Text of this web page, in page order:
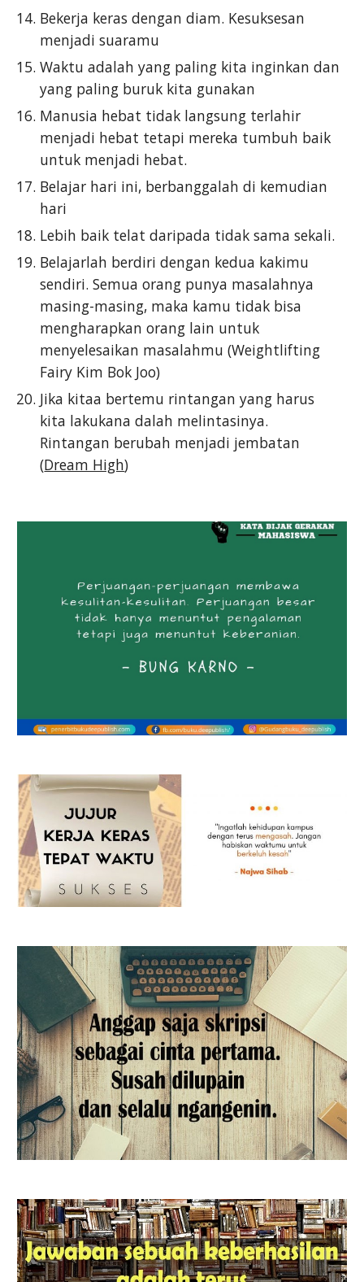
Bekerja keras dengan diam. Kesuksesan
menjadi suaramu
Waktu adalah yang paling kita inginkan dan
yang paling buruk kita gunakan
Manusia hebat tidak langsung terlahir
menjadi hebat tetapi mereka tumbuh baik
untuk menjadi hebat.
Belajar hari ini, berbanggalah di kemudian
hari
Lebih baik telat daripada tidak sama sekali.
Belajarlah berdiri dengan kedua kakimu
sendiri. Semua orang punya masalahnya
masing-masing, maka kamu tidak bisa
mengharapkan orang lain untuk
menyelesaikan masalahmu (Weightlifting
Fairy Kim Bok Joo)
Jika kitaa bertemu rintangan yang harus
kita lakukana dalah melintasinya.
Rintangan berubah menjadi jembatan
(Dream High)